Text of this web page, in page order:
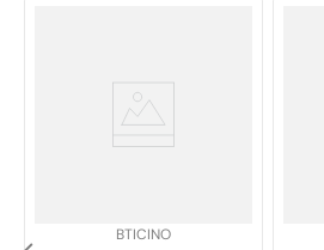
BTICINO